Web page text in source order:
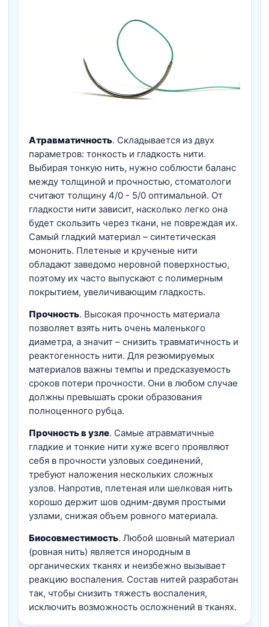
Атравматичность. Складывается из двух
параметров: тонкость и гладкость нити.
Выбирая тонкую нить, нужно соблюсти баланс
между толщиной и прочностью, стоматологи
считают толщину 4/0 - 5/0 оптимальной. От
гладкости нити зависит, насколько легко она
будет скользить через ткани, не повреждая их.
Самый гладкий материал – синтетическая
мононить. Плетеные и крученые нити
обладают заведомо неровной поверхностью,
поэтому их часто выпускают с полимерным
покрытием, увеличивающим гладкость.
Прочность. Высокая прочность материала
позволяет взять нить очень маленького
диаметра, а значит – снизить травматичность и
реактогенность нити. Для резюмируемых
материалов важны темпы и предсказуемость
сроков потери прочности. Они в любом случае
должны превышать сроки образования
полноценного рубца.
Прочность в узле. Самые атравматичные
гладкие и тонкие нити хуже всего проявляют
себя в прочности узловых соединений,
требуют наложения нескольких сложных
узлов. Напротив, плетеная или шелковая нить
хорошо держит шов одним-двумя простыми
узлами, снижая объем ровного материала.
Биосовместимость. Любой шовный материал
(ровная нить) является инородным в
органических тканях и неизбежно вызывает
реакцию воспаления. Состав нитей разработан
так, чтобы снизить тяжесть воспаления,
исключить возможность осложнений в тканях.